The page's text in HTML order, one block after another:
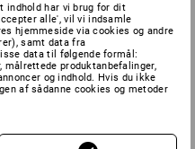
indhold har vi brug for dit
alle', vil vi indsamle
hjemmeside via cookies og andre
samt data fra
data til følgende formål:
produktanbefalinger,
og indhold. Hvis du ikke
af sådanne cookies og metoder